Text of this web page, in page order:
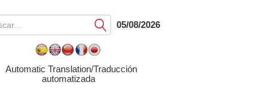
Submit05/08/2026
Automatic Translation/Traducción
automatizada